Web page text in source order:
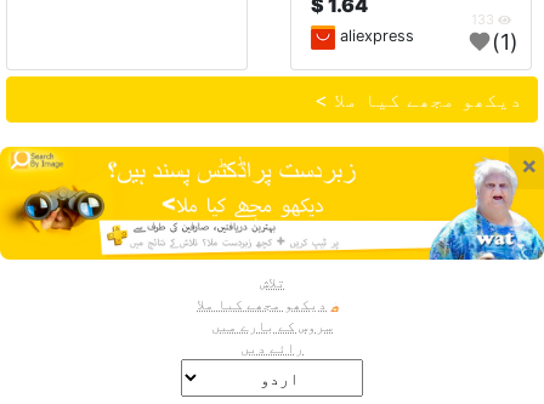
1.64 $
aliexpress (1)
دیکھو مجھے کیا ملا >
×
تلاش
دیکھو مجھے کیا ملا
سروس کے بارے میں
رائے دیں